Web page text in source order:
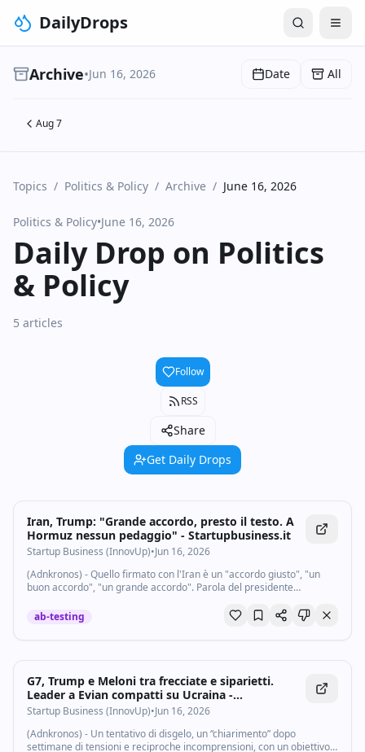
DailyDrops
Archive•Jun 16, 2026 Date All
Aug 7
Topics / Politics & Policy / Archive / June 16, 2026
Politics & Policy•June 16, 2026
Daily Drop on Politics
& Policy
5 articles
Follow
RSS
Share
Get Daily Drops
Iran, Trump: "Grande accordo, presto il testo. A
Hormuz nessun pedaggio" - Startupbusiness.it
Startup Business (InnovUp)•Jun 16, 2026
(Adnkronos) - Quello firmato con l'Iran è un "accordo giusto", "un
buon accordo", "un grande accordo". Parola del presidente
per smentire le...
ab-testing
G7, Trump e Meloni tra frecciate e siparietti.
Leader a Evian compatti su Ucraina -
Startupbusiness.it
Startup Business (InnovUp)•Jun 16, 2026
(Adnkronos) - Un tentativo di disgelo, un “chiarimento” dopo
settimane di tensioni e reciproche incomprensioni, con un obiettivo -